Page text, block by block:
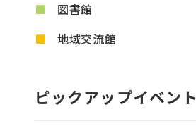
図書館
地域交流館
ピックアップイベント